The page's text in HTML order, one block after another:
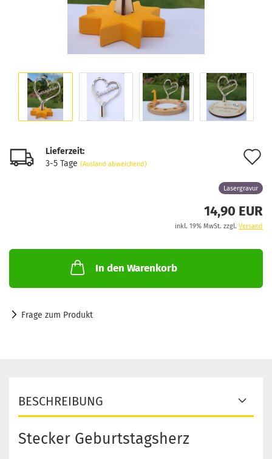
Lieferzeit:
3-5 Tage (Ausland abweichend)
Lasergravur
14,90 EUR
inkl. 19% MwSt. zzgl. Versand
In den Warenkorb
Frage zum Produkt
BESCHREIBUNG
Stecker Geburtstagsherz